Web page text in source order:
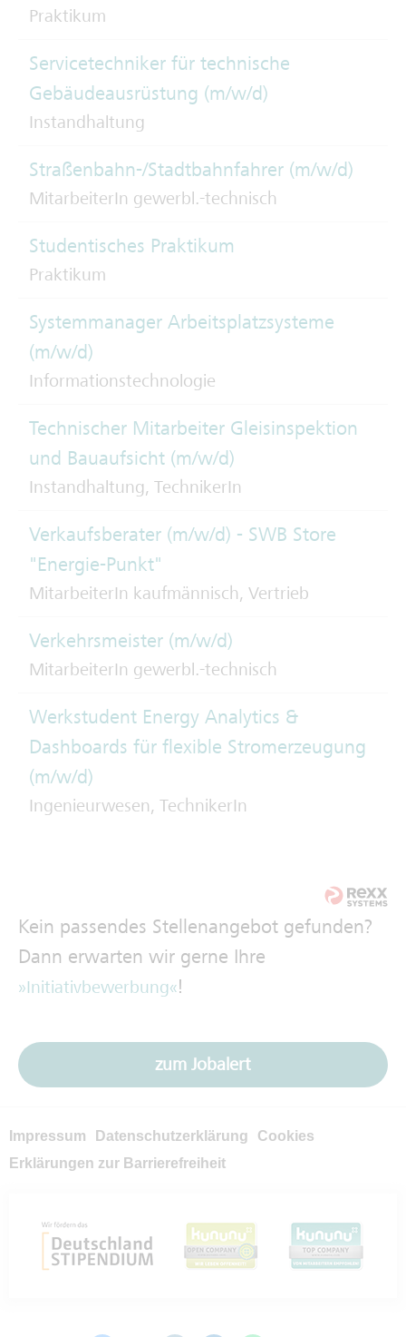
Praktikum
Servicetechniker für technische
Gebäudeausrüstung (m/w/d)
Instandhaltung
Straßenbahn-/Stadtbahnfahrer (m/w/d)
MitarbeiterIn gewerbl.-technisch
Studentisches Praktikum
Praktikum
Systemmanager Arbeitsplatzsysteme
(m/w/d)
Informationstechnologie
Technischer Mitarbeiter Gleisinspektion
und Bauaufsicht (m/w/d)
Instandhaltung, TechnikerIn
Verkaufsberater (m/w/d) - SWB Store
"Energie-Punkt"
MitarbeiterIn kaufmännisch, Vertrieb
Verkehrsmeister (m/w/d)
MitarbeiterIn gewerbl.-technisch
Werkstudent Energy Analytics &
Dashboards für flexible Stromerzeugung
(m/w/d)
Ingenieurwesen, TechnikerIn
Kein passendes Stellenangebot gefunden?
Dann erwarten wir gerne Ihre
Initiativbewerbung !
zum Jobalert
Impressum Datenschutzerklärung
Cookies
Erklärungen zur Barrierefreiheit